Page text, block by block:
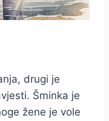
drugi je
Šminka je
žene je vole